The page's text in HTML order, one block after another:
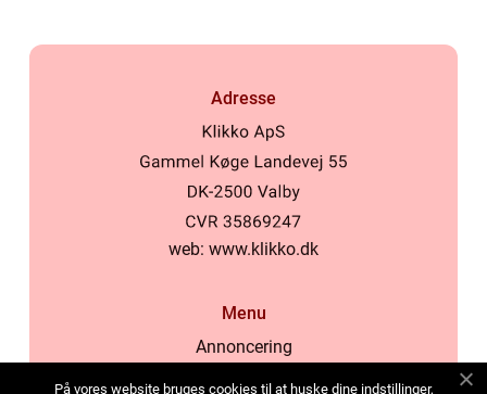
Adresse
web: www.klikko.dk
Menu
Annoncering
På vores website bruges cookies til at huske dine indstillinger,